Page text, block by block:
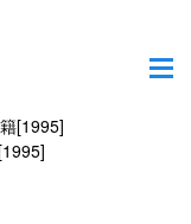
国中药资源》书籍